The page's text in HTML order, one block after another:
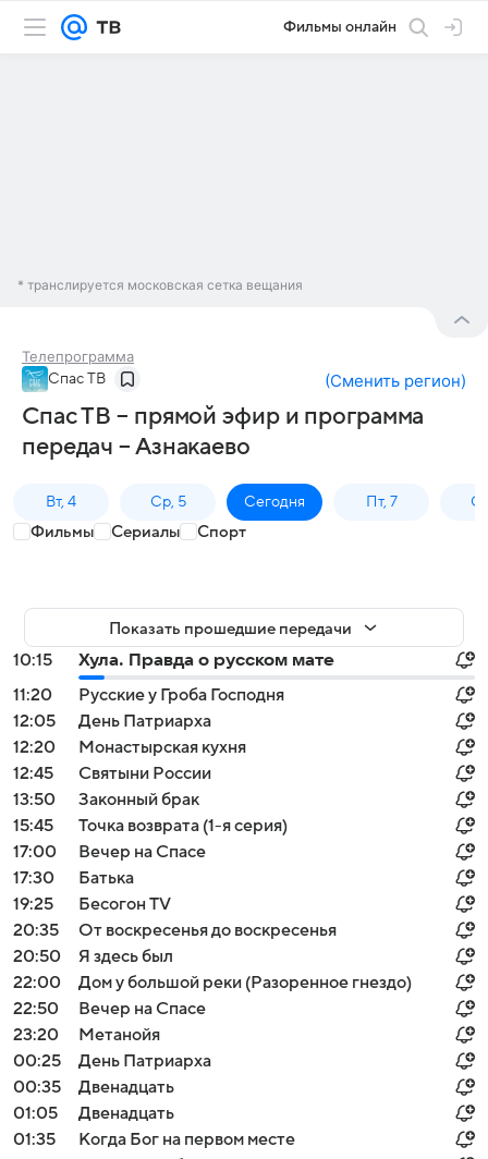
Фильмы онлайн
* транслируется московская сетка вещания
Телепрограмма
Спас ТВ (Сменить регион)
Спас ТВ – прямой эфир и программа
передач – Азнакаево
Вт, 4 Ср, 5 Сегодня Пт, 7
Фильмы Сериалы Спорт
Показать прошедшие передачи
10:15
Хула. Правда о русском мате
11:20
Русские у Гроба Господня
12:05
День Патриарха
12:20
Монастырская кухня
12:45
Святыни России
13:50
Законный брак
15:45
Точка возврата (1-я серия)
17:00
Вечер на Спасе
17:30
Батька
19:25
Бесогон TV
20:35
От воскресенья до воскресенья
20:50
Я здесь был
22:00
Дом у большой реки (Разоренное гнездо)
22:50
Вечер на Спасе
23:20
Мeтанoйя
00:25
День Патриарха
00:35
Двенадцать
01:05
Двенадцать
01:35
Когда Бог на первом месте